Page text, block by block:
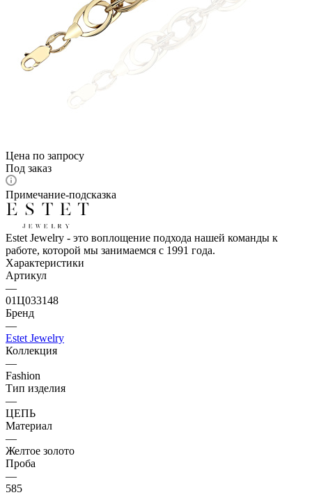
Цена по запросу
Под заказ
Примечание-подсказка
Estet Jewelry - это воплощение подхода нашей команды к
работе, которой мы занимаемся с 1991 года.
Характеристики
Артикул
—
01Ц033148
Бренд
—
Estet Jewelry
Коллекция
—
Fashion
Тип изделия
—
ЦЕПЬ
Материал
—
Желтое золото
Проба
—
585